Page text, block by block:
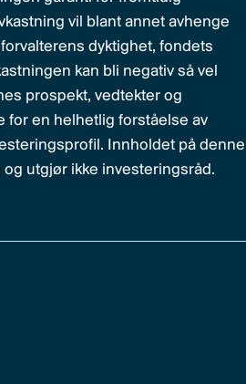
vil blant annet avhenge
dyktighet, fondets
kan bli negativ så vel
prospekt, vedtekter og
for en helhetlig forståelse av
Innholdet på denne
utgjør ikke investeringsråd.